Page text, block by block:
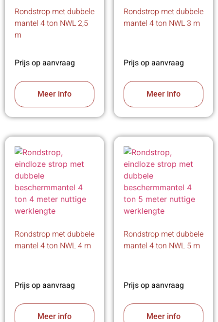
Rondstrop met dubbele
mantel 4 ton NWL 2,5
m
Prijs op aanvraag
Meer info
Rondstrop met dubbele
mantel 4 ton NWL 3 m
Prijs op aanvraag
Meer info
Rondstrop met dubbele
mantel 4 ton NWL 4 m
Prijs op aanvraag
Meer info
Rondstrop met dubbele
mantel 4 ton NWL 5 m
Prijs op aanvraag
Meer info